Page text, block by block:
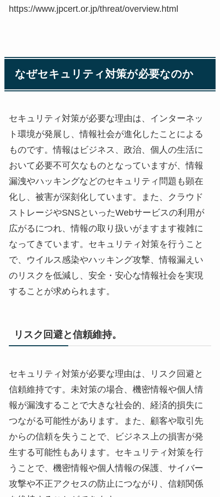
https://www.jpcert.or.jp/threat/overview.html
なぜセキュリティ対策が必要なのか
セキュリティ対策が必要な理由は、インターネッ
ト環境が発展し、情報社会が進化したことによる
ものです。情報はビジネス、政治、個人の生活に
おいて必要不可欠なものとなっていますが、情報
漏洩やハッキングなどのセキュリティ問題も顕在
化し、被害が深刻化しています。また、クラウド
ストレージやSNSといったWebサービスの利用が
広がるにつれ、情報の取り扱いがますます複雑に
なってきています。セキュリティ対策を行うこと
で、ウイルス感染やハッキング攻撃、情報漏えい
のリスクを低減し、安全・安心な情報社会を実現
することが求められます。
リスク回避と信頼維持。
セキュリティ対策が必要な理由は、リスク回避と
信頼維持です。未対策の場合、機密情報や個人情
報が漏洩することで大きな社会的、経済的損失に
つながる可能性があります。また、顧客や取引先
からの信頼を失うことで、ビジネス上の損害が発
生する可能性もあります。セキュリティ対策を行
うことで、機密情報や個人情報の保護、サイバー
攻撃や不正アクセスの防止につながり、信頼関係